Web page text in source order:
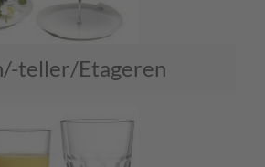
teller/Etageren